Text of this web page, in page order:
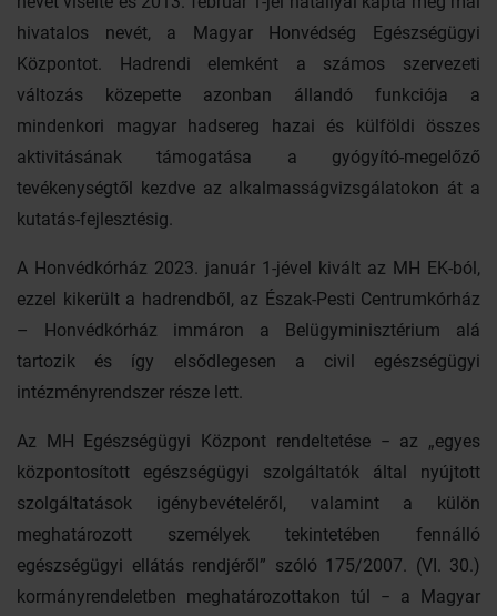
hivatalos nevét, a Magyar Honvédség Egészségügyi
Központot. Hadrendi elemként a számos szervezeti
változás közepette azonban állandó funkciója a
mindenkori magyar hadsereg hazai és külföldi összes
aktivitásának támogatása a gyógyító-megelőző
tevékenységtől kezdve az alkalmasságvizsgálatokon át a
kutatás-fejlesztésig.
A Honvédkórház 2023. január 1-jével kivált az MH EK-ból,
ezzel kikerült a hadrendből, az Észak-Pesti Centrumkórház
– Honvédkórház immáron a Belügyminisztérium alá
tartozik és így elsődlegesen a civil egészségügyi
intézményrendszer része lett.
Az MH Egészségügyi Központ rendeltetése − az „egyes
központosított egészségügyi szolgáltatók által nyújtott
szolgáltatások igénybevételéről, valamint a külön
meghatározott személyek tekintetében fennálló
egészségügyi ellátás rendjéről” szóló 175/2007. (VI. 30.)
kormányrendeletben meghatározottakon túl − a Magyar